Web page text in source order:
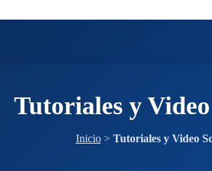
Tutoriales y
Inicio> Tutoriales y Video